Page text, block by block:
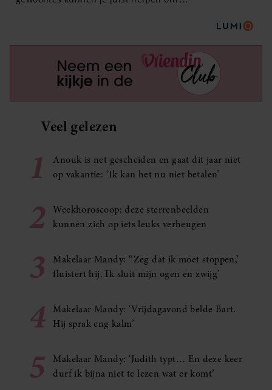
Veel gelezen
1
Anouk is net gescheiden en gaat dit jaar niet
op vakantie: ‘Ik kan het nu niet betalen’
2
Weekhoroscoop: deze sterrenbeelden
kunnen zich op iets leuks verheugen
3
Makelaar Mandy: ‘‘Zeg dat ik moet stoppen,’
fluistert hij. Ik sluit mijn ogen en zwijg’
4
Makelaar Mandy: ‘Vrijdagavond belde Bart.
Hij sprak eng kalm’
5
Makelaar Mandy: ‘Judith typt… En deze keer
durf ik bijna niet te lezen wat er komt’